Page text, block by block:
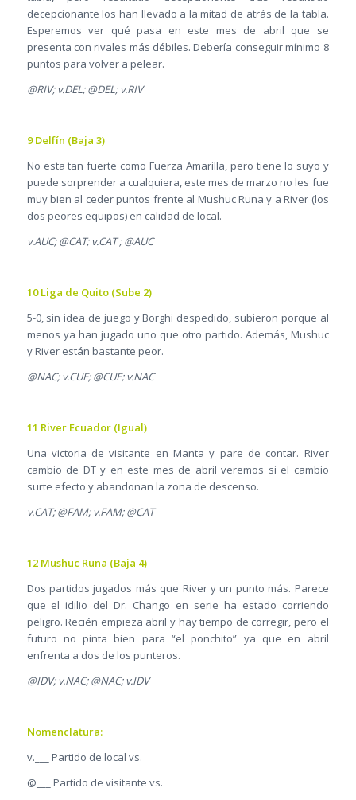
decepcionante los han llevado a la mitad de atrás de la tabla.
Esperemos ver qué pasa en este mes de abril que se
presenta con rivales más débiles. Debería conseguir mínimo 8
puntos para volver a pelear.
@RIV; v.DEL; @DEL; v.RIV
9 Delfín (Baja 3)
No esta tan fuerte como Fuerza Amarilla, pero tiene lo suyo y
puede sorprender a cualquiera, este mes de marzo no les fue
muy bien al ceder puntos frente al Mushuc Runa y a River (los
dos peores equipos) en calidad de local.
v.AUC; @CAT; v.CAT ; @AUC
10 Liga de Quito (Sube 2)
5-0, sin idea de juego y Borghi despedido, subieron porque al
menos ya han jugado uno que otro partido. Además, Mushuc
y River están bastante peor.
@NAC; v.CUE; @CUE; v.NAC
11 River Ecuador (Igual)
Una victoria de visitante en Manta y pare de contar. River
cambio de DT y en este mes de abril veremos si el cambio
surte efecto y abandonan la zona de descenso.
v.CAT; @FAM; v.FAM; @CAT
12 Mushuc Runa (Baja 4)
Dos partidos jugados más que River y un punto más. Parece
que el idilio del Dr. Chango en serie ha estado corriendo
peligro. Recién empieza abril y hay tiempo de corregir, pero el
futuro no pinta bien para “el ponchito” ya que en abril
enfrenta a dos de los punteros.
@IDV; v.NAC; @NAC; v.IDV
Nomenclatura:
v.___ Partido de local vs.
@___ Partido de visitante vs.